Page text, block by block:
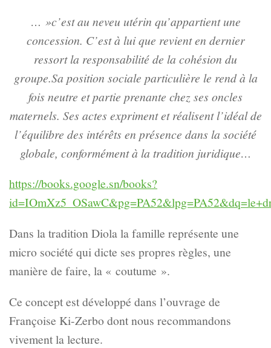
… »c’est au neveu utérin qu’appartient une
concession. C’est à lui que revient en dernier
ressort la responsabilité de la cohésion du
groupe.Sa position sociale particulière le rend à la
fois neutre et partie prenante chez ses oncles
maternels. Ses actes expriment et réalisent l’idéal de
l’équilibre des intérêts en présence dans la société
globale, conformément à la tradition juridique…
https://books.google.sn/books?
Dans la tradition Diola la famille représente une
micro société qui dicte ses propres règles, une
manière de faire, la « coutume ».
Ce concept est développé dans l’ouvrage de
Françoise Ki-Zerbo dont nous recommandons
vivement la lecture.